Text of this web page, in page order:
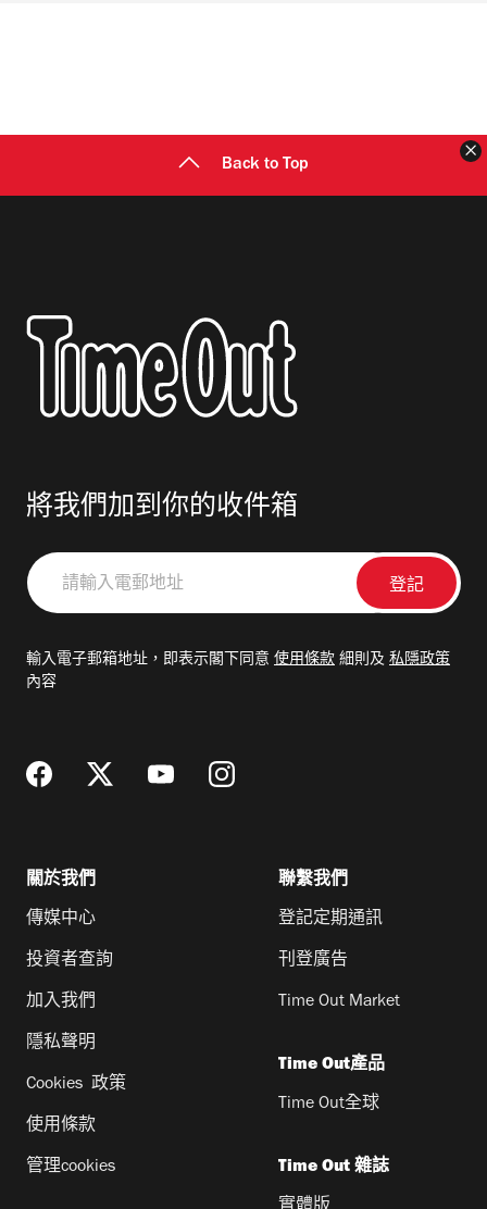
Back to Top
將我們加到你的收件箱
請
輸
郵
輸入電子郵箱地址，即表示閣下同意 使用條款 細則及 私隱政策
內容
關於我們
傳媒中心
投資者查詢
加入我們
隱私聲明
Cookies 政策
使用條款
管理cookies
聯繫我們
登記定期通訊
刊登廣告
Time Out Market
Time Out產品
Time Out全球
Time Out 雜誌